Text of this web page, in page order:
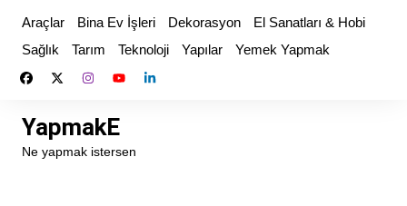
content
Araçlar Bina Ev İşleri Dekorasyon
El Sanatları & Hobi
Sağlık
Tarım Teknoloji Yapılar Yemek Yapmak
YapmakE
Ne yapmak istersen